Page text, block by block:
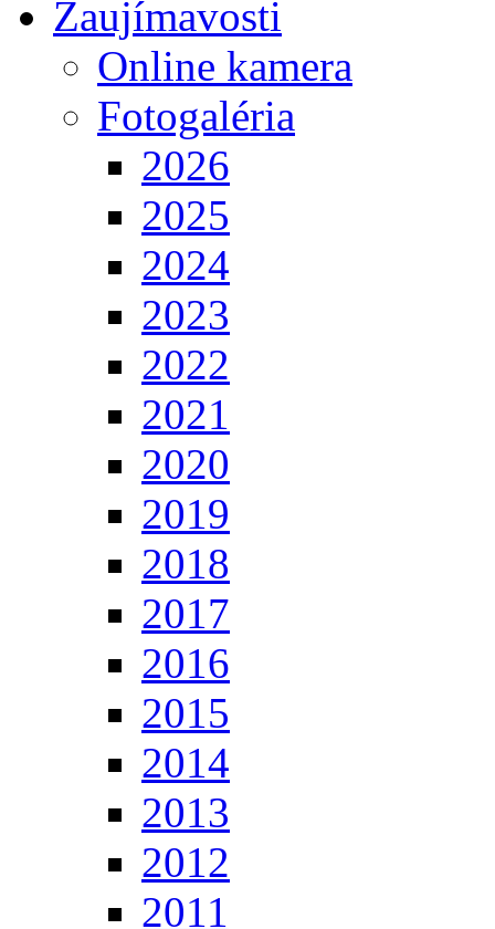
Zaujímavosti
Online kamera
Fotogaléria
2026
2025
2024
2023
2022
2021
2020
2019
2018
2017
2016
2015
2014
2013
2012
2011